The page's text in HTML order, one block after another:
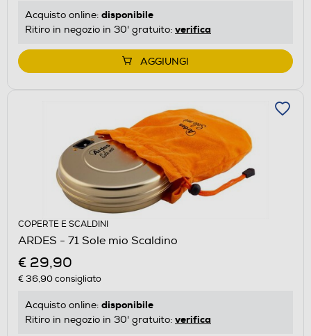
Acquisto online: disponibile
Ritiro in negozio in 30' gratuito: verifica
AGGIUNGI
COPERTE E SCALDINI
ARDES - 71 Sole mio Scaldino
€ 29,90
€ 36,90consigliato
Acquisto online: disponibile
Ritiro in negozio in 30' gratuito: verifica